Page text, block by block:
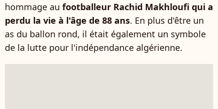
hommage au footballeur Rachid Makhloufi qui a
perdu la vie à l'âge de 88 ans. En plus d'être un
as du ballon rond, il était également un symbole
de la lutte pour l'indépendance algérienne.